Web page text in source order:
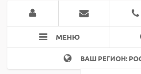
МЕНЮ
ВАШ РЕГИОН: